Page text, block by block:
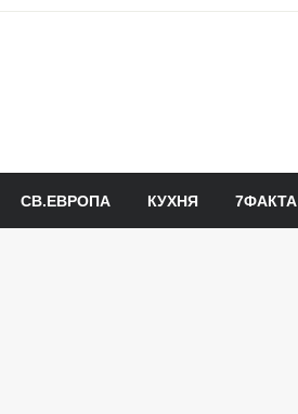
СВ.ЕВРОПА КУХНЯ 7ФАКТА